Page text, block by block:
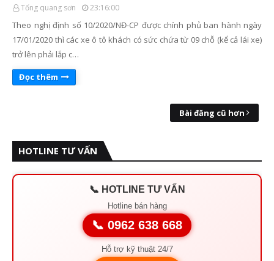
Tống quang sơn 23:16:00
Theo nghị định số 10/2020/NĐ-CP được chính phủ ban hành ngày
17/01/2020 thì các xe ô tô khách có sức chứa từ 09 chỗ (kể cả lái xe)
trở lên phải lắp c…
Đọc thêm
Bài đăng cũ hơn
HOTLINE TƯ VẤN
📞 HOTLINE TƯ VẤN
Hotline bán hàng
📞 0962 638 668
Hỗ trợ kỹ thuật 24/7